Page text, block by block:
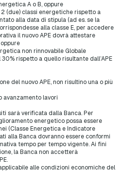
A o B, oppure
(due) classi energetiche rispetto a
alla data di stipula (ad es. se la
alla classe E, per accedere
il nuovo APE dovrà attestare
non rinnovabile Globale
rispetto a quello risultante dall’APE
del nuovo APE, non risultino una o più
avanzamento lavori
sarà verificata dalla Banca. Per
energetico possa essere
(Classe Energetica e Indicatore
alla Banca dovranno essere conformi
tempo per tempo vigente. Ai fini
la Banca non accetterà
alle condizioni economiche del